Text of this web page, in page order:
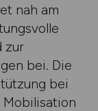
nah am
zur
bei. Die
bei
Mobilisation